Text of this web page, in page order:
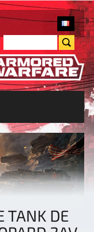
TANK DE